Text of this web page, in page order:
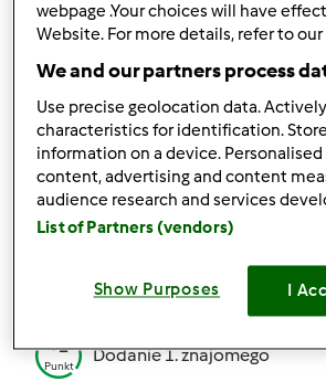
wymienione poniżej. Za każdym
punkty, są one dodawane to Twojej
Poniżej możesz również sprawdzić
społecznościowym.
+50
Punktów
Zwycięzca konkursu
+10
Utworzenie przepisu (całość
Ocenienie 1 przepisu
+1
Punkt
Dodanie 1. znajomego
webpage .Your choices will have
Website. For more details, refer to our
We and our partners process
Use precise geolocation data.
characteristics for identification.
information on a device.
content, advertising and content
audience research and services
List of Partners (vendors)
Show Purposes I